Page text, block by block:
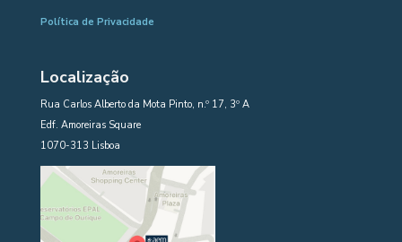
Política de Privacidade
Localização
Rua Carlos Alberto da Mota Pinto, n.º 17, 3º A
Edf. Amoreiras Square
1070-313 Lisboa